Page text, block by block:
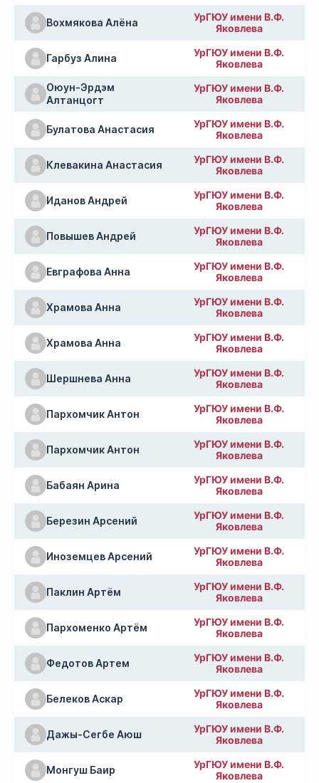
Вохмякова Алёна
УрГЮУ имени В.Ф.
Яковлева
Гарбуз Алина
УрГЮУ имени В.Ф.
Яковлева
Оюун-Эрдэм
Алтанцогт
УрГЮУ имени В.Ф.
Яковлева
Булатова Анастасия
УрГЮУ имени В.Ф.
Яковлева
Клевакина Анастасия
УрГЮУ имени В.Ф.
Яковлева
Иданов Андрей
УрГЮУ имени В.Ф.
Яковлева
Повышев Андрей
УрГЮУ имени В.Ф.
Яковлева
Евграфова Анна
УрГЮУ имени В.Ф.
Яковлева
Храмова Анна
УрГЮУ имени В.Ф.
Яковлева
Храмова Анна
УрГЮУ имени В.Ф.
Яковлева
Шершнева Анна
УрГЮУ имени В.Ф.
Яковлева
Пархомчик Антон
УрГЮУ имени В.Ф.
Яковлева
Пархомчик Антон
УрГЮУ имени В.Ф.
Яковлева
Бабаян Арина
УрГЮУ имени В.Ф.
Яковлева
Березин Арсений
УрГЮУ имени В.Ф.
Яковлева
Иноземцев Арсений
УрГЮУ имени В.Ф.
Яковлева
Паклин Артём
УрГЮУ имени В.Ф.
Яковлева
Пархоменко Артём
УрГЮУ имени В.Ф.
Яковлева
Федотов Артем
УрГЮУ имени В.Ф.
Яковлева
Белеков Аскар
УрГЮУ имени В.Ф.
Яковлева
Дажы-Сегбе Аюш
УрГЮУ имени В.Ф.
Яковлева
Монгуш Баир
УрГЮУ имени В.Ф.
Яковлева